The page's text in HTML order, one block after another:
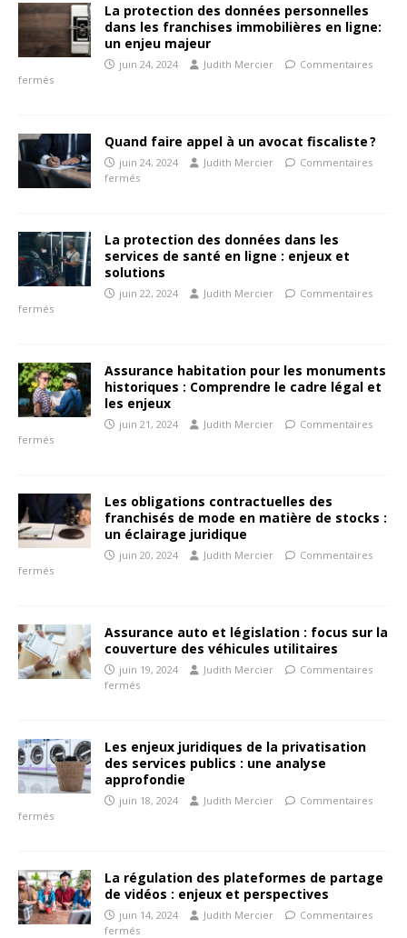
La protection des données personnelles
dans les franchises immobilières en ligne:
un enjeu majeur
juin 24, 2024 Judith Mercier
Commentaires
fermés
Quand faire appel à un avocat fiscaliste ?
juin 24, 2024 Judith Mercier
Commentaires
fermés
La protection des données dans les
services de santé en ligne : enjeux et
solutions
juin 22, 2024 Judith Mercier
Commentaires
fermés
Assurance habitation pour les monuments
historiques : Comprendre le cadre légal et
les enjeux
juin 21, 2024 Judith Mercier
Commentaires
fermés
Les obligations contractuelles des
franchisés de mode en matière de stocks :
un éclairage juridique
juin 20, 2024 Judith Mercier
Commentaires
fermés
Assurance auto et législation : focus sur la
couverture des véhicules utilitaires
juin 19, 2024 Judith Mercier
Commentaires
fermés
Les enjeux juridiques de la privatisation
des services publics : une analyse
approfondie
juin 18, 2024 Judith Mercier
Commentaires
fermés
La régulation des plateformes de partage
de vidéos : enjeux et perspectives
juin 14, 2024 Judith Mercier
Commentaires
fermés